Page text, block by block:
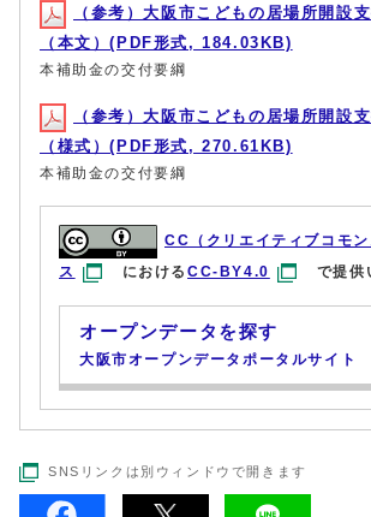
（参考）大阪市こどもの居場所開設
（本文）(PDF形式, 184.03KB)
本補助金の交付要綱
（参考）大阪市こどもの居場所開設
（様式）(PDF形式, 270.61KB)
本補助金の交付要綱
CC（クリエイティブコモ
ス
におけるCC-BY4.0 で提供
オープンデータを探す
大阪市オープンデータポータルサイト
SNSリンクは別ウィンドウで開きます